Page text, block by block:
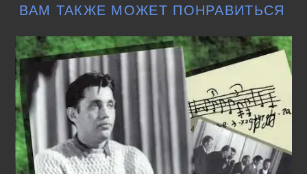
ВАМ ТАКЖЕ МОЖЕТ ПОНРАВИТЬСЯ